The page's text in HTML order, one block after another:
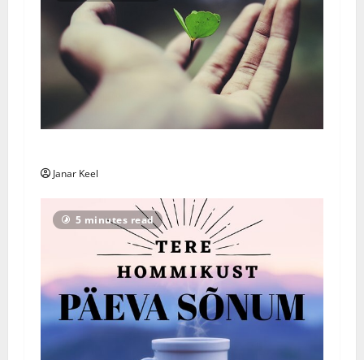
Janar Keel
5 minutes read